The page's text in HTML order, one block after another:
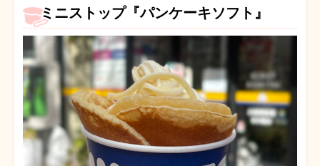
ミニストップ『パンケーキソフト』